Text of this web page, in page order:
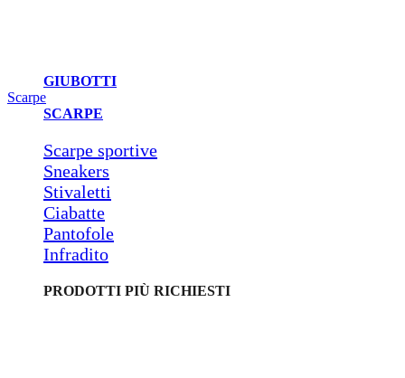
GIUBOTTI
Scarpe
SCARPE
Scarpe sportive
Sneakers
Stivaletti
Ciabatte
Pantofole
Infradito
PRODOTTI PIÙ RICHIESTI